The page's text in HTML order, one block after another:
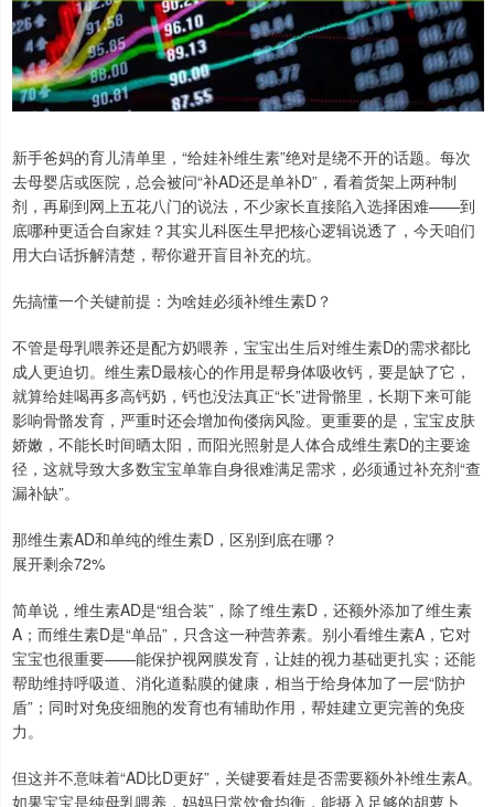
新手爸妈的育儿清单里，“给娃补维生素”绝对是绕不开的话题。每次
去母婴店或医院，总会被问“补AD还是单补D”，看着货架上两种制
剂，再刷到网上五花八门的说法，不少家长直接陷入选择困难——到
底哪种更适合自家娃？其实儿科医生早把核心逻辑说透了，今天咱们
用大白话拆解清楚，帮你避开盲目补充的坑。
先搞懂一个关键前提：为啥娃必须补维生素D？
不管是母乳喂养还是配方奶喂养，宝宝出生后对维生素D的需求都比
成人更迫切。维生素D最核心的作用是帮身体吸收钙，要是缺了它，
就算给娃喝再多高钙奶，钙也没法真正“长”进骨骼里，长期下来可能
影响骨骼发育，严重时还会增加佝偻病风险。更重要的是，宝宝皮肤
娇嫩，不能长时间晒太阳，而阳光照射是人体合成维生素D的主要途
径，这就导致大多数宝宝单靠自身很难满足需求，必须通过补充剂“查
漏补缺”。
那维生素AD和单纯的维生素D，区别到底在哪？
展开剩余72%
简单说，维生素AD是“组合装”，除了维生素D，还额外添加了维生素
A；而维生素D是“单品”，只含这一种营养素。别小看维生素A，它对
宝宝也很重要——能保护视网膜发育，让娃的视力基础更扎实；还能
帮助维持呼吸道、消化道黏膜的健康，相当于给身体加了一层“防护
盾”；同时对免疫细胞的发育也有辅助作用，帮娃建立更完善的免疫
力。
但这并不意味着“AD比D更好”，关键要看娃是否需要额外补维生素A。
如果宝宝是纯母乳喂养，妈妈日常饮食均衡，能摄入足够的胡萝卜、